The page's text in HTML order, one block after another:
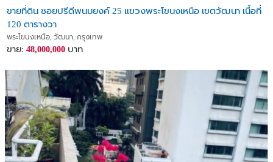
ขายที่ดิน ซอยปรีดีพนมยงค์ 25 แขวงพระโขนงเหนือ เขตวัฒนา เนื้อที่
120 ตารางวา
พระโขนงเหนือ, วัฒนา, กรุงเทพ
ขาย: 48,000,000 บาท